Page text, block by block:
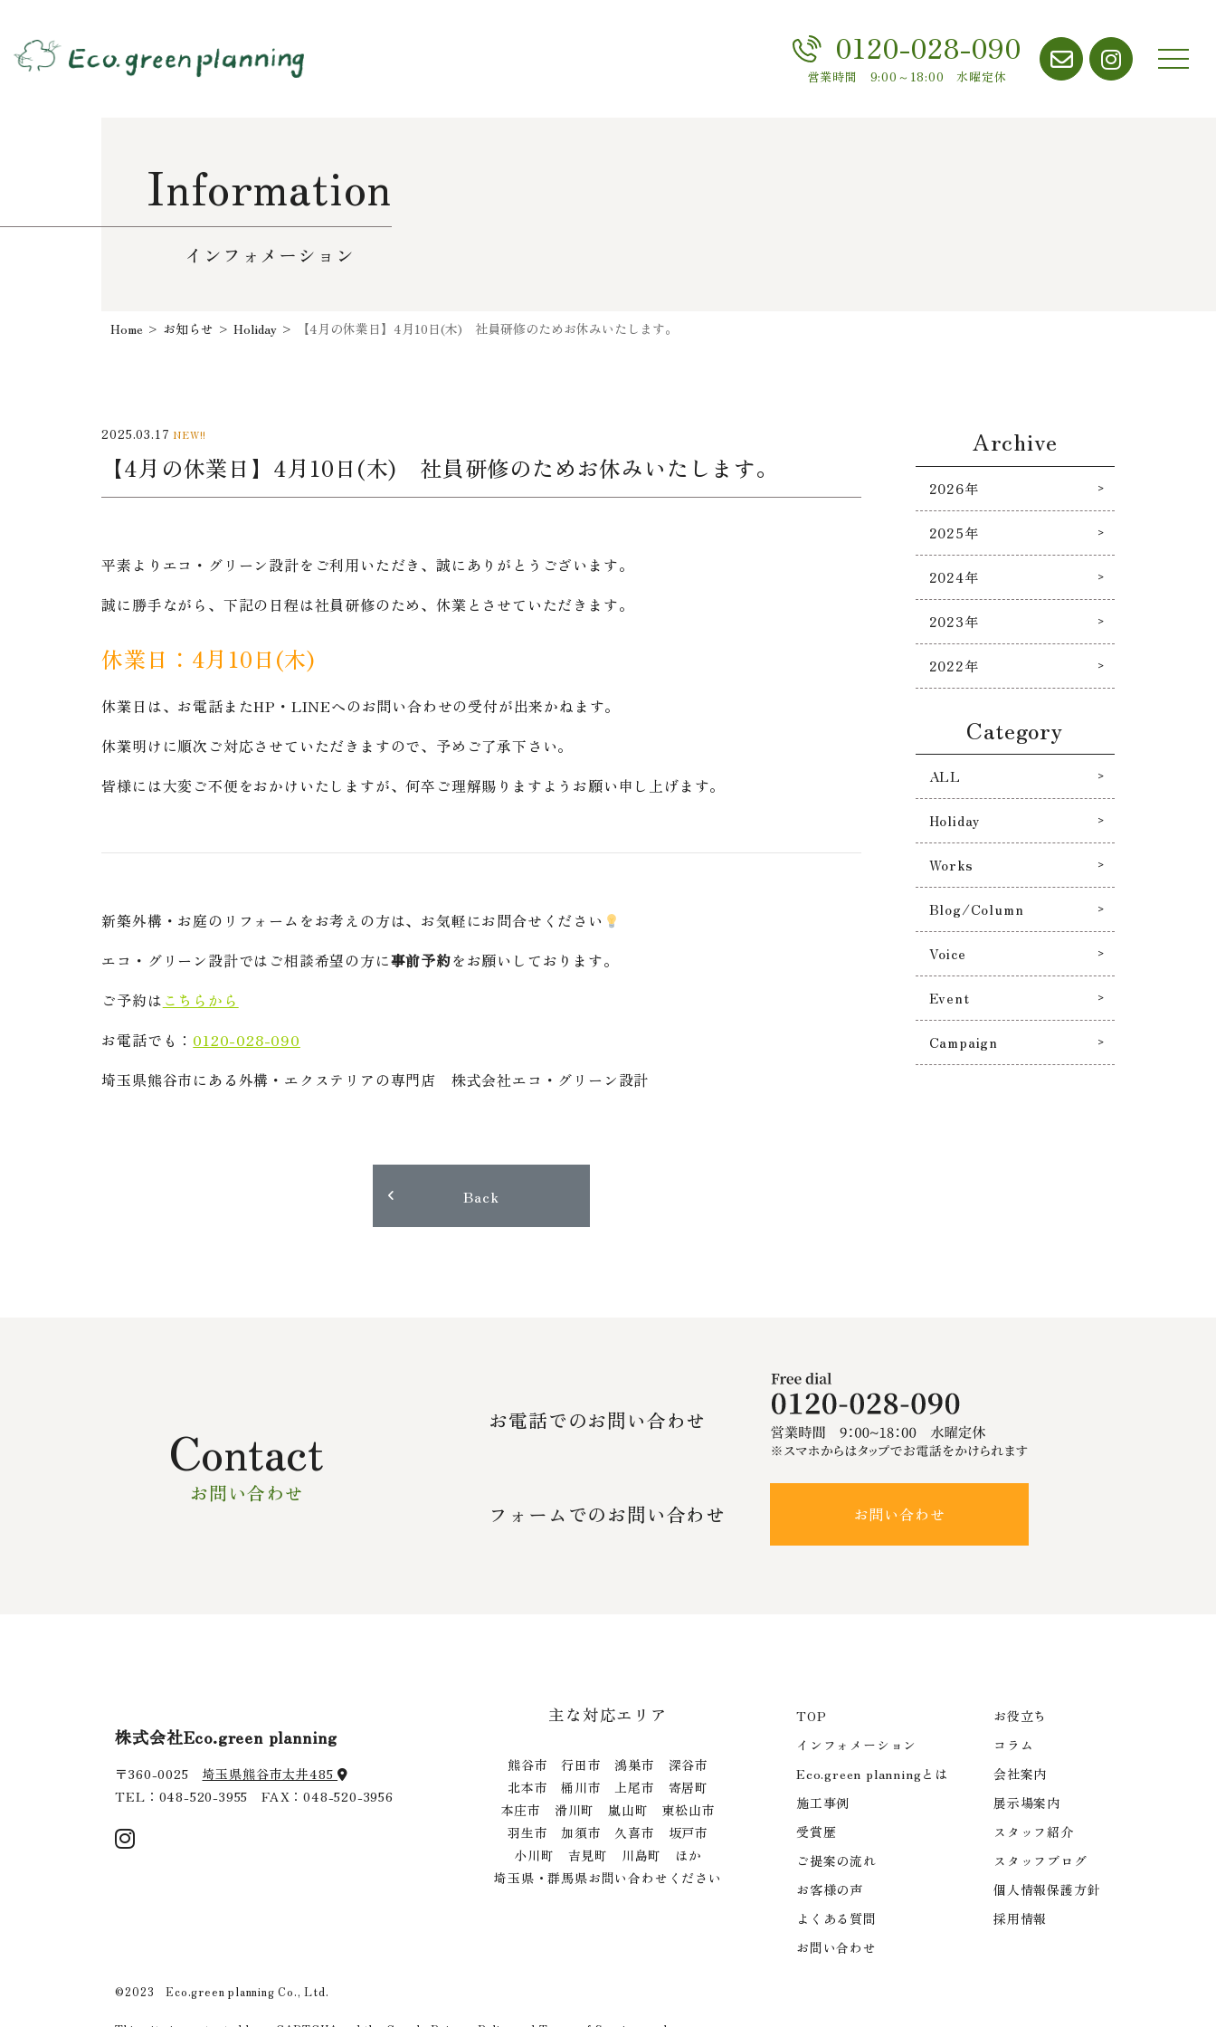
0120-028-090
営業時間 9:00～18:00 水曜定休
メニ
Information
インフォメーション
Home > お知らせ >Holiday > 【4月の休業日】4月10日(木) 社員研修のためお休みいたします。
2025.03.17 NEW!!
【4月の休業日】4月10日(木) 社員研修のためお休みいたします。
平素よりエコ・グリーン設計をご利用いただき、誠にありがとうございます。
誠に勝手ながら、下記の日程は社員研修のため、休業とさせていただきます。
休業日：4月10日(木)
休業日は、お電話またHP・LINEへのお問い合わせの受付が出来かねます。
休業明けに順次ご対応させていただきますので、予めご了承下さい。
皆様には大変ご不便をおかけいたしますが、何卒ご理解賜りますようお願い申し上げます。
新築外構・お庭のリフォームをお考えの方は、お気軽にお問合せください
エコ・グリーン設計ではご相談希望の方に事前予約をお願いしております。
ご予約は こちらから
お電話でも： 0120-028-090
埼玉県熊谷市にある外構・エクステリアの専門店 株式会社エコ・グリーン設計
Back
Archive
2026年
2025年
2024年
2023年
2022年
Category
ALL
Holiday
Works
Blog/Column
Voice
Event
Campaign
Contact
お問い合わせ
お電話でのお問い合わせ
フォームでのお問い合わせ お問い合わせ
株式会社Eco.green planning
〒360-0025 埼玉県熊谷市太井485
TEL： 048-520-3955 FAX：048-520-3956
主な対応エリア
熊谷市 行田市 鴻巣市 深谷市
北本市 桶川市 上尾市 寄居町
本庄市 滑川町 嵐山町 東松山市
羽生市 加須市 久喜市 坂戸市
小川町 吉見町 川島町 ほか
埼玉県・群馬県お問い合わせください
TOP
インフォメーション
Eco.green planningとは
施工事例
受賞歴
ご提案の流れ
お客様の声
よくある質問
お問い合わせ
お役立ち
コラム
会社案内
展示場案内
スタッフ紹介
スタッフブログ
個人情報保護方針
採用情報
©2023 Eco.green planning Co., Ltd.